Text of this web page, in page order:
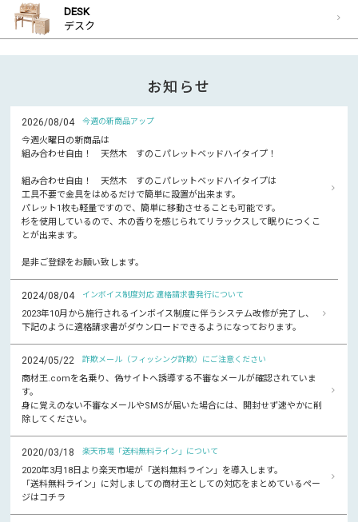
DESK
デスク
お知らせ
2026/08/04 今週の新商品アップ
今週火曜日の新商品は
組み合わせ自由！ 天然木 すのこパレットベッドハイタイプ！
組み合わせ自由！ 天然木 すのこパレットベッドハイタイプは
工具不要で金具をはめるだけで簡単に設置が出来ます。
パレット1枚も軽量ですので、簡単に移動させることも可能です。
杉を使用しているので、木の香りを感じられてリラックスして眠りにつくこ
とが出来ます。
是非ご登録をお願い致します。
2024/08/04 インボイス制度対応 適格請求書発行について
2023年10月から施行されるインボイス制度に伴うシステム改修が完了し、
下記のように適格請求書がダウンロードできるようになっております。
2024/05/22 詐欺メール（フィッシング詐欺）にご注意ください
商材王.comを名乗り、偽サイトへ誘導する不審なメールが確認されていま
す。
身に覚えのない不審なメールやSMSが届いた場合には、開封せず速やかに削
除してください。
2020/03/18 楽天市場「送料無料ライン」について
2020年3月18日より楽天市場が「送料無料ライン」を導入します。
「送料無料ライン」に対しましての商材王としての対応をまとめているペー
ジはコチラ